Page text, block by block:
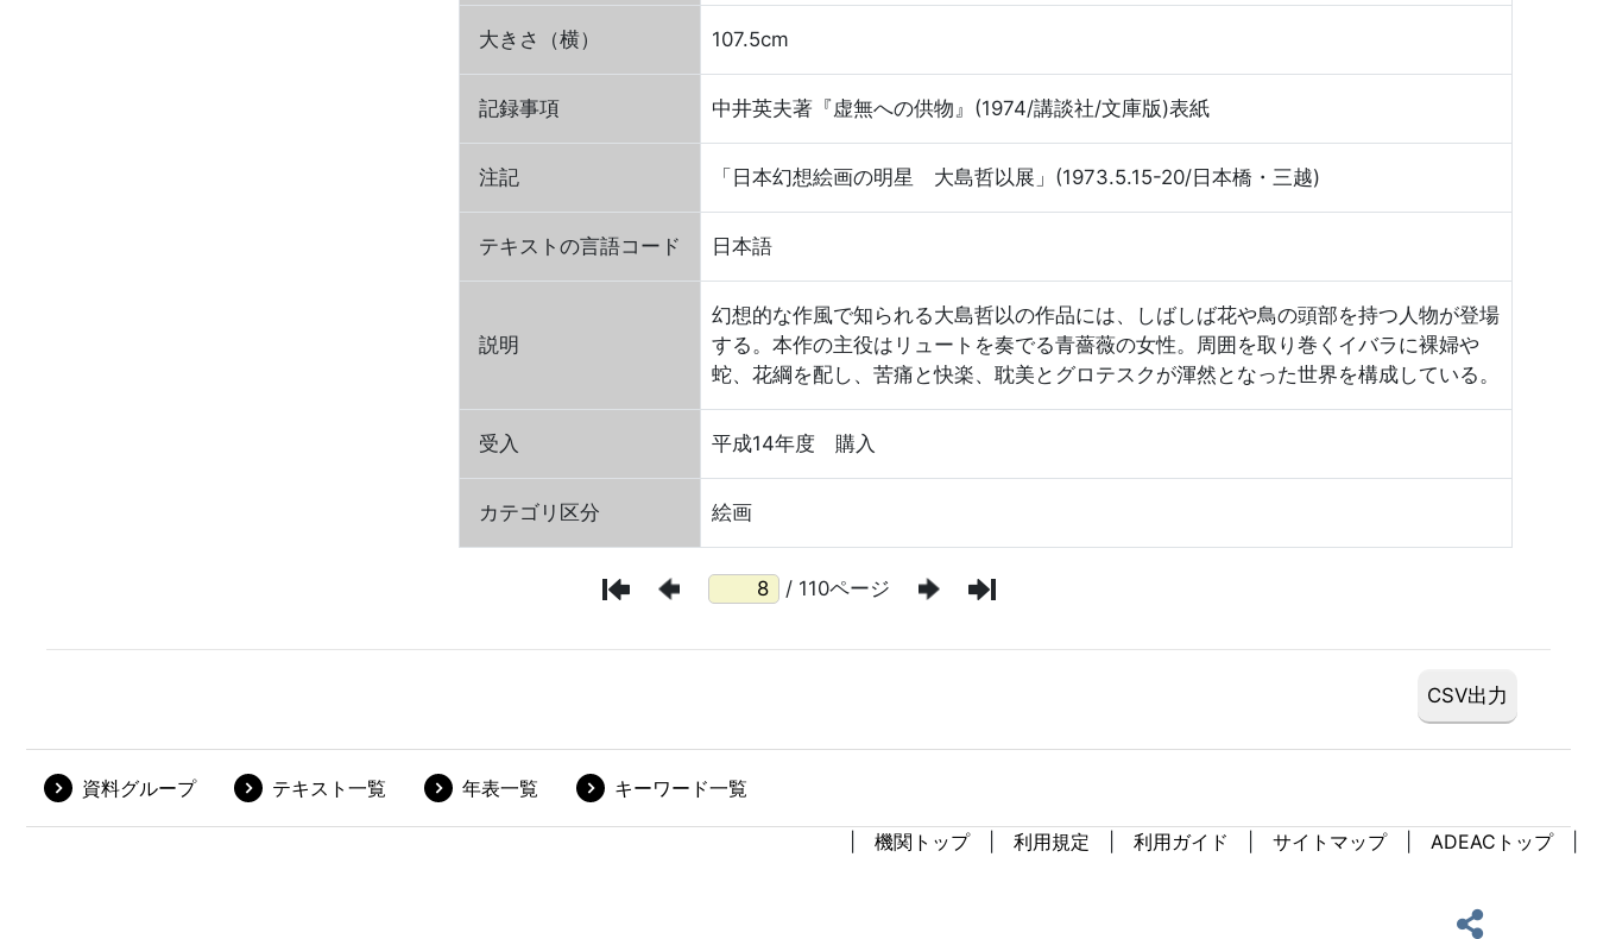
大きさ（横） 107.5cm
記録事項 中井英夫著『虚無への供物』(1974/講談社/文庫版)表紙
注記 「日本幻想絵画の明星 大島哲以展」(1973.5.15-20/日本橋・三越)
テキストの言語コード 日本語
説明
幻想的な作風で知られる大島哲以の作品には、しばしば花や鳥の頭部を持つ人物が登場
する。本作の主役はリュートを奏でる青薔薇の女性。周囲を取り巻くイバラに裸婦や
蛇、花綱を配し、苦痛と快楽、耽美とグロテスクが渾然となった世界を構成している。
受入 平成14年度 購入
カテゴリ区分 絵画
/ 110ページ
資料グループ テキスト一覧 年表一覧 キーワード一覧
機関トップ 利用規定 利用ガイド サイトマップ ADEACトップ